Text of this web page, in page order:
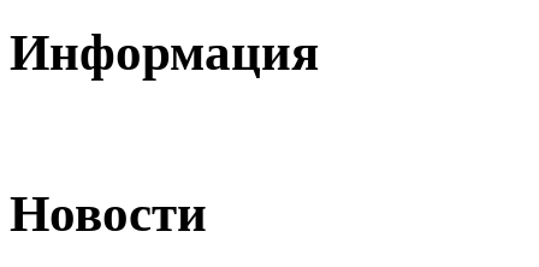
Информация
Новости